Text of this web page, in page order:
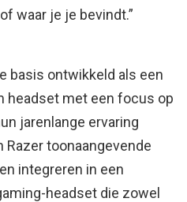
waar je je bevindt.”
basis ontwikkeld als een
headset met een focus op
jarenlange ervaring
Razer toonaangevende
integreren in een
headset die zowel